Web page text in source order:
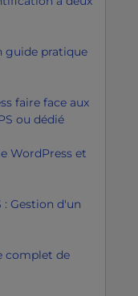
guide pratique
faire face aux
ou dédié
WordPress et
: Gestion d'un
complet de